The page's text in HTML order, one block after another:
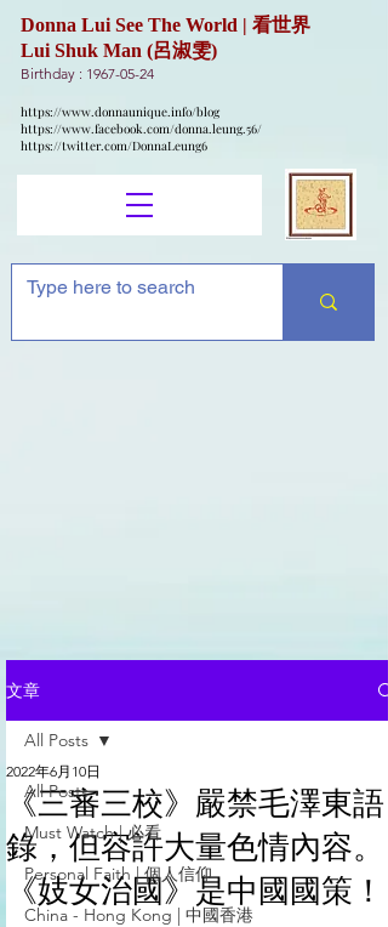
Donna Lui See The World | 看世界
Lui Shuk Man (呂淑雯)
Birthday : 1967-05-24
https://www.donnaunique.info/blog
https://www.facebook.com/donna.leung.56/
https://twitter.com/DonnaLeung6
文章
All Posts
Must Watch | 必看
Personal Faith | 個人信仰
China - Hong Kong | 中國香港
All Posts
《三審三校》嚴禁毛澤東語
錄，但容許大量色情內容。
《妓女治國》是中國國策！
2022年6月10日